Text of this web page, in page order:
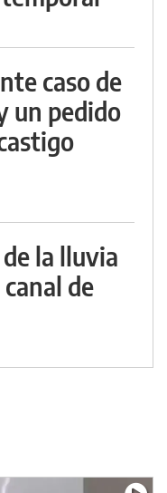
caso de
un pedido
la lluvia
de